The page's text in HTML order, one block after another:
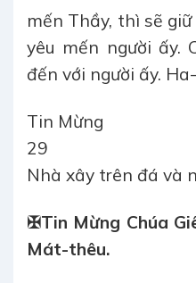
mến Thầy, thì sẽ
yêu mến người ấy.
đến với người ấy.
Tin
29
Nhà xây trên đá và
✠Tin Mừng Chúa
Mát-thêu.